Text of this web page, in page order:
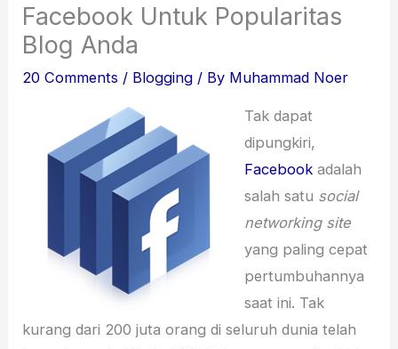
Facebook Untuk Popularitas
Blog Anda
20 Comments / Blogging / By Muhammad Noer
Tak dapat
dipungkiri,
Facebook adalah
salah satu social
networking site
yang paling cepat
pertumbuhannya
saat ini. Tak
kurang dari 200 juta orang di seluruh dunia telah